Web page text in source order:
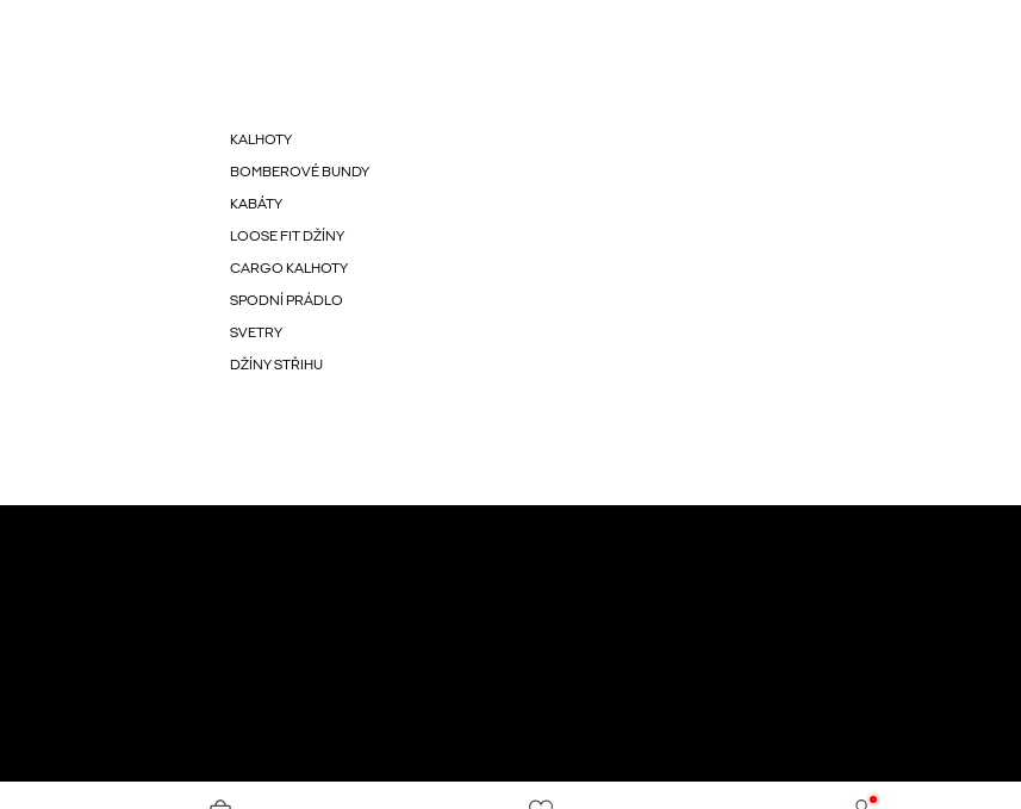
KALHOTY
BOMBEROVÉ BUNDY
KABÁTY
LOOSE FIT DŽÍNY
CARGO KALHOTY
SPODNÍ PRÁDLO
SVETRY
DŽÍNY STŘIHU